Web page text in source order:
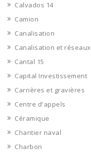
Calvados 14
Camion
Canalisation
Canalisation et réseaux
Cantal 15
Capital Investissement
Carrières et gravières
Centre d'appels
Céramique
Chantier naval
Charbon